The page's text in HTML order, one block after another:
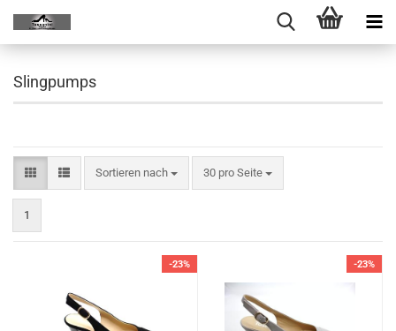
Slingpumps
Sortieren nach 30 pro Seite
1
-23% -23%